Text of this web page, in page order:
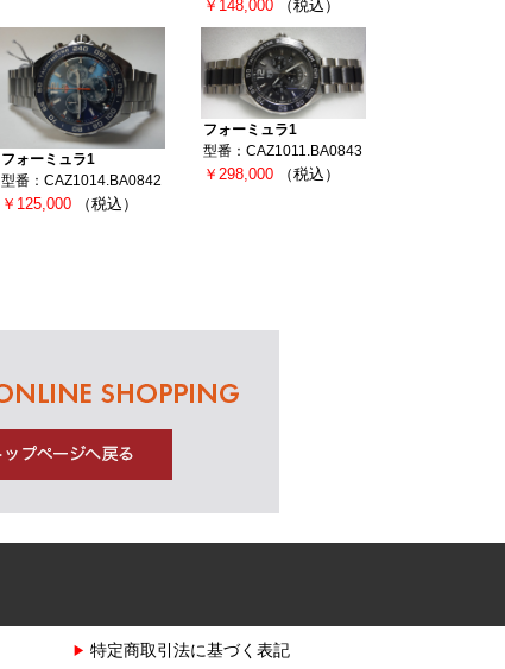
￥148,000 （税込）
フォーミュラ1
型番：CAZ1014.BA0842
￥125,000 （税込）
フォーミュラ1
型番：CAZ1011.BA0843
￥298,000 （税込）
特定商取引法に基づく表記